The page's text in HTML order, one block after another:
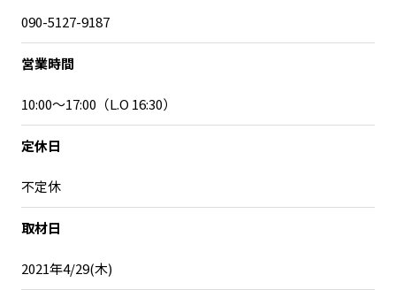
地域豆知識
「人」から探す
お問い合わせ
090-5127-9187
営業時間
10:00～17:00（L.O 16:30）
定休日
不定休
取材日
2021年4/29(木)